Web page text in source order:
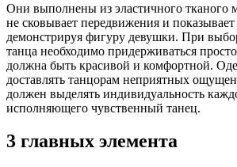
Они выполнены из эластичного тканого
не сковывает передвижения и
демонстрируя фигуру девушки. При
танца необходимо придерживаться
должна быть красивой и комфортной.
доставлять танцорам неприятных
должен выделять индивидуальность
исполняющего чувственный танец.
3 главных элемента